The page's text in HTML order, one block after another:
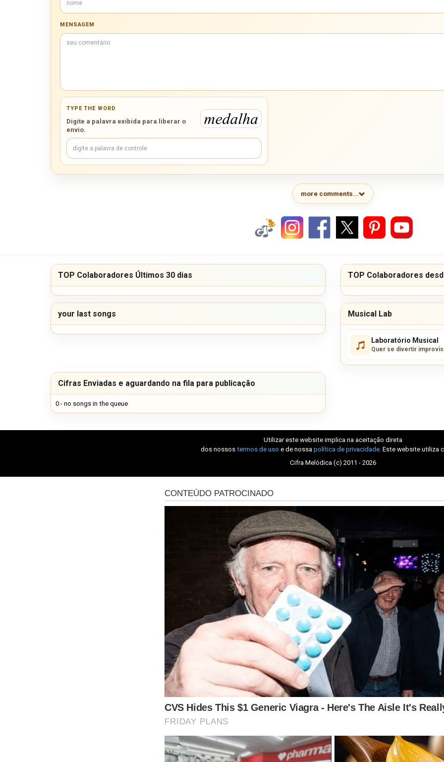
MENSAGEM
TYPE THE WORD
Digite a palavra exibida para liberar o
envio.
more comments...
TOP Colaboradores Últimos 30 dias TOP Colaboradores
your last songs Musical Lab
Laboratório Musical
Quer se divertir
Cifras Enviadas e aguardando na fila para publicação
0 - no songs in the queue
Utilizar este website implica na aceitação direta
dos nossos termos de uso e de nossa política de privacidade . Este website utiliza
Cifra Melódica (c) 2011 - 2026